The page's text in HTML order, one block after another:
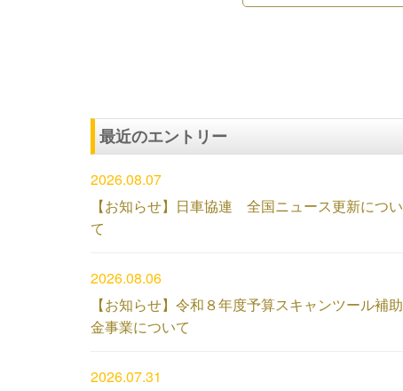
最近のエントリー
2026.08.07
【お知らせ】日車協連 全国ニュース更新につい
て
2026.08.06
【お知らせ】令和８年度予算スキャンツール補助
金事業について
2026.07.31